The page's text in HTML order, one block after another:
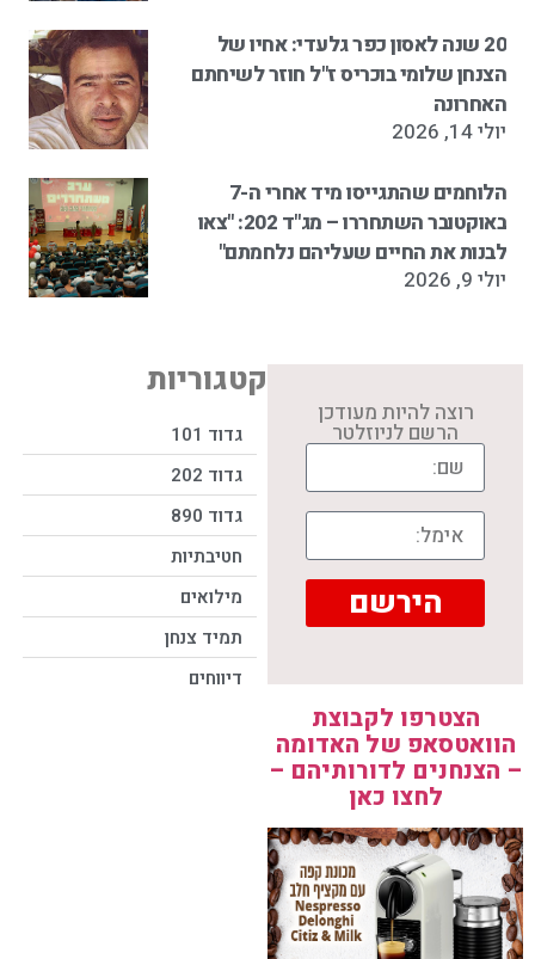
20 שנה לאסון כפר גלעדי: אחיו של
הצנחן שלומי בוכריס ז"ל חוזר לשיחתם
האחרונה
יולי 14, 2026
הלוחמים שהתגייסו מיד אחרי ה-7
באוקטובר השתחררו – מג"ד 202: "צאו
לבנות את החיים שעליהם נלחמתם"
יולי 9, 2026
קטגוריות
גדוד 101
גדוד 202
גדוד 890
חטיבתיות
מילואים
תמיד צנחן
דיווחים
רוצה להיות מעודכן
הרשם לניוזלטר
הירשם
הצטרפו לקבוצת
הוואטסאפ של האדומה
– הצנחנים לדורותיהם –
לחצו כאן